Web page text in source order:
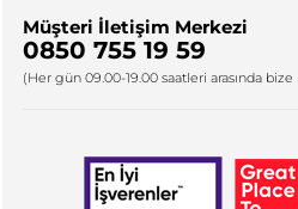
Müşteri İletişim Merkezi
0850 755 19 59
(Her gün 09.00-19.00 saatleri arasında